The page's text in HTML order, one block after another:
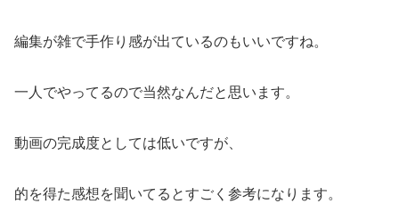
編集が雑で手作り感が出ているのもいいですね。
一人でやってるので当然なんだと思います。
動画の完成度としては低いですが、
的を得た感想を聞いてるとすごく参考になります。